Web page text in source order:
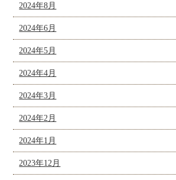
2024年8月
2024年6月
2024年5月
2024年4月
2024年3月
2024年2月
2024年1月
2023年12月